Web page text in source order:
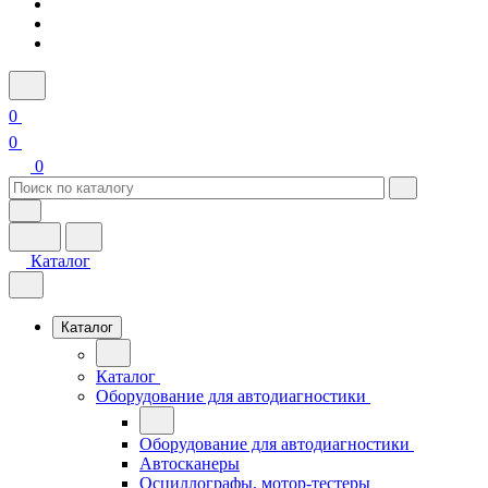
0
0
0
Каталог
Каталог
Каталог
Оборудование для автодиагностики
Оборудование для автодиагностики
Автосканеры
Осциллографы, мотор-тестеры